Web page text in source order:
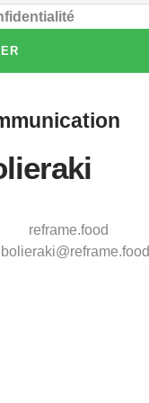
reframe.food